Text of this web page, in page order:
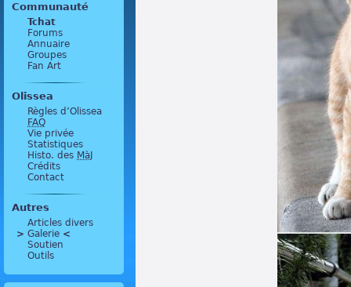
Communauté
Tchat
Forums
Annuaire
Groupes
Fan Art
Olissea
Règles d’Olissea
FAQ
Vie privée
Statistiques
Histo. des MàJ
Crédits
Contact
Autres
Articles divers
> Galerie <
Soutien
Outils